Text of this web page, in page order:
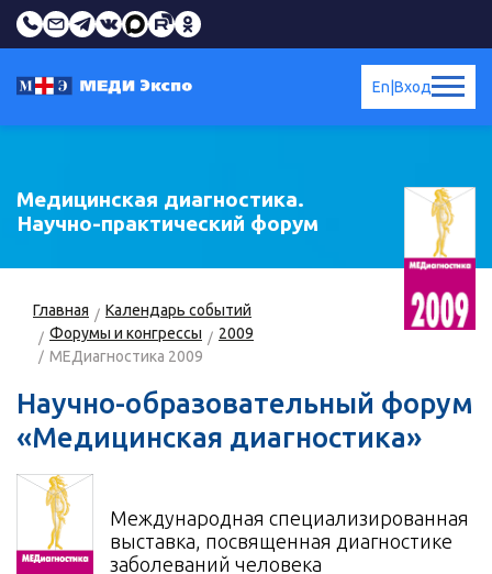
Вход
En
Медицинская диагностика.
Научно-практический форум
Главная
Календарь событий
Форумы и конгрессы
2009
МЕДиагностика 2009
Научно-образовательный форум
«Медицинская диагностика»
Международная специализированная
выставка, посвященная диагностике
заболеваний человека